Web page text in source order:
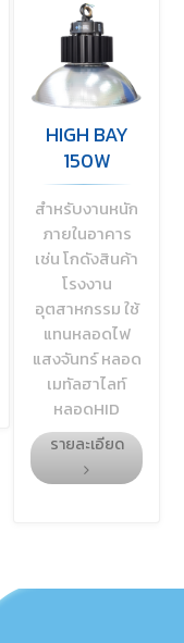
HIGH BAY
150W
สำหรับงานหนัก
ภายในอาคาร
เช่น โกดังสินค้า
โรงงาน
อุตสาหกรรม ใช้
แทนหลอดไฟ
แสงจันทร์ หลอด
เมทัลฮาไลท์
หลอดHID
รายละเอียด